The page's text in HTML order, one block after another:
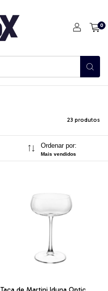
0
23 produtos
Ordenar por:
Mais vendidos